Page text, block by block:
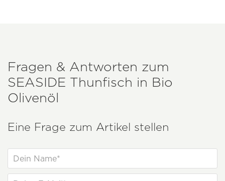
Fragen & Antworten zum
SEASIDE Thunfisch in Bio
Olivenöl
Eine Frage zum Artikel stellen